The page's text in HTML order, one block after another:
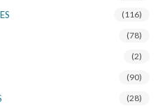
(116)
(78)
(2)
(90)
(28)